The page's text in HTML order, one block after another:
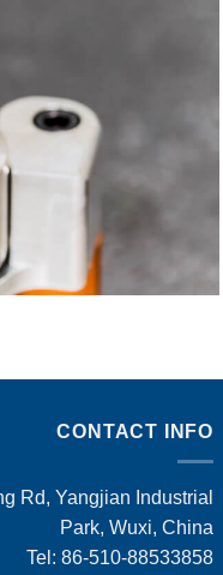
CONTACT INFO
Rd, Yangjian Industrial
Park, Wuxi, China
Tel: 86-510-88533858